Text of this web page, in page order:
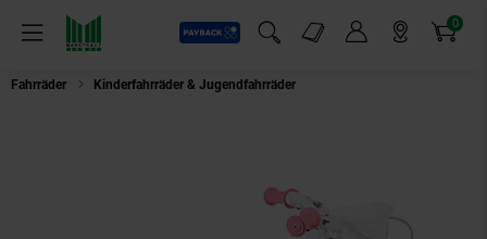
Menü
Payback
Suchfeld einblenden
Markt-Angebote 0
Artikel
Fahrräder Kinderfahrräder & Jugendfahrräder